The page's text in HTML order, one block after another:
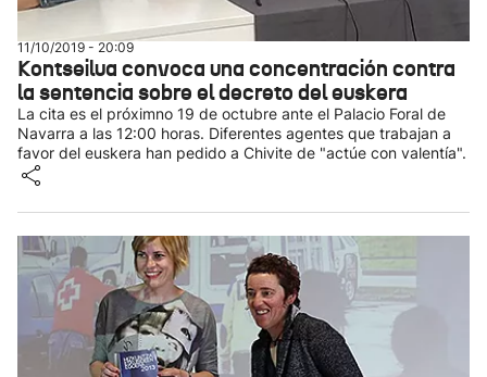
11/10/2019 - 20:09
Kontseilua convoca una concentración contra
la sentencia sobre el decreto del euskera
La cita es el próximno 19 de octubre ante el Palacio Foral de
Navarra a las 12:00 horas. Diferentes agentes que trabajan a
favor del euskera han pedido a Chivite de "actúe con valentía".